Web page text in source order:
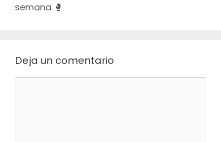
semana 🥊
Deja un comentario